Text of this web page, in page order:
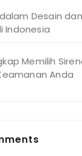
Desain
Indonesia
Memilih
Anda